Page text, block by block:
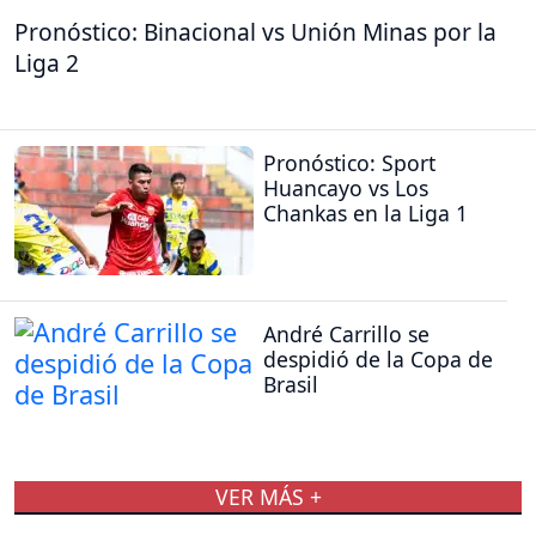
Pronóstico: Binacional vs Unión Minas por la
Liga 2
Pronóstico: Sport
Huancayo vs Los
Chankas en la Liga 1
André Carrillo se
despidió de la Copa de
Brasil
VER MÁS +